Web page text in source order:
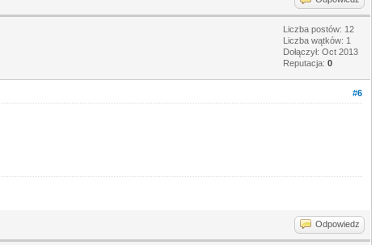
Liczba postów: 12
Liczba wątków: 1
Dołączył: Oct 2013
Reputacja: 0
#6
Odpowiedz